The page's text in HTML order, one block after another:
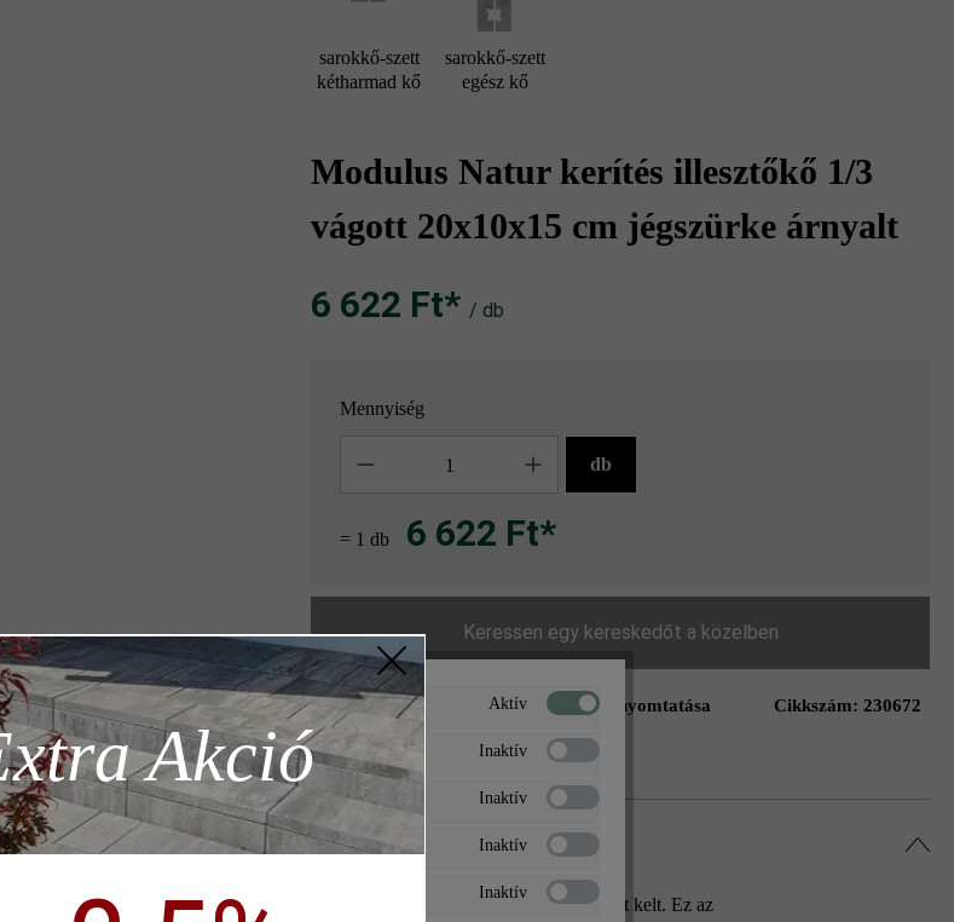
sarokkő-szett
kétharmad kő
sarokkő-szett
egész kő
Modulus Natur kerítés illesztőkő 1/3
vágott 20x10x15 cm jégszürke árnyalt
6 622 Ft‎‎‎*/ db
Mennyiség
db
= 1 db 6 622 Ft*
Keressen egy kereskedőt a közelben
Hozzáadás a kívánságlistáhozOldal nyomtatása Cikkszám: 230672
Termékleírás
és gyönyörű árnyékolásával, gazdag kidolgozottságával igazán mély benyomást kelt. Ez az
Aktív
Inaktív
Inaktív
Inaktív
Inaktív
Akció